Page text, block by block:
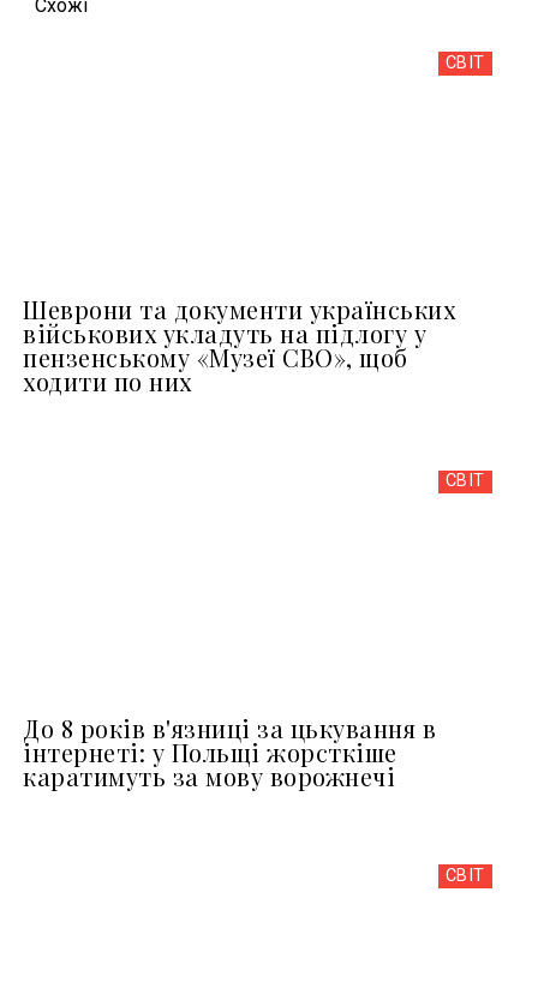
Схожi
СВІТ
Шеврони та документи українських
військових укладуть на підлогу у
пензенському «Музеї СВО», щоб
ходити по них
СВІТ
До 8 років в'язниці за цькування в
інтернеті: у Польщі жорсткіше
каратимуть за мову ворожнечі
СВІТ